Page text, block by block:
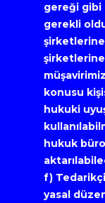
gereği gibi
gerekli
konusu
hukuki
hukuk
f)
yasal